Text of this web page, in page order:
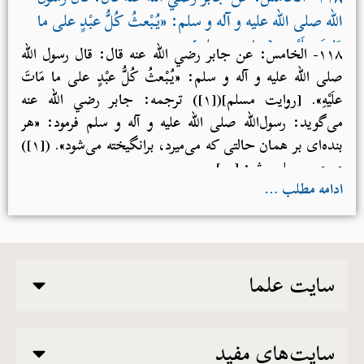
وَٱسۡتَغۡفِرۡهُۚ إِنَّهُۥ كَانَ تَوَّابَۢا ٣
﴾
[النصر: ٣] فقال عمر رضي
الله عنه: ما أعْلَم منها إلاَّ ما تَقُول. [روایت بخارى]
الله صلی الله علیه و آله و سلم: «يُبْعثُ كُلُّ عبْدٍ على ما
مَاتَ علَيْهِ». [روایت مسلم]
۱۱۸- الخامس: عن جابر رضي الله عنه قال: قال رسول الله
صلی الله علیه و آله و سلم: «يُبْعثُ كُلُّ عبْدٍ على ما مَاتَ
علَيْهِ». [روایت مسلم]([۱]) ترجمه: جابر رضي الله عنه
می‌گوید: رسول‌الله صلی الله علیه و آله و سلم فرمود: «هر
بنده‌ای بر همان حالتی که می‌میرد، برانگیخته می‌شود». ([۱])
صحیح مسلم، ش: […]
ادامه مطلب …
سایت علما
سایت‌های مفید